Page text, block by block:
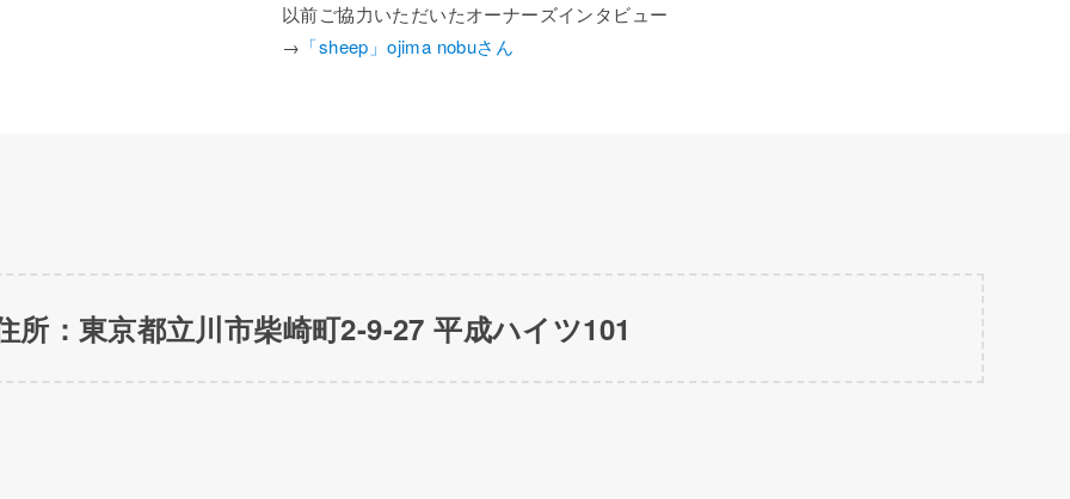
以前ご協力いただいたオーナーズインタビュー
→ 「sheep」ojima nobuさん
所：東京都立川市柴崎町2-9-27 平成ハイツ101